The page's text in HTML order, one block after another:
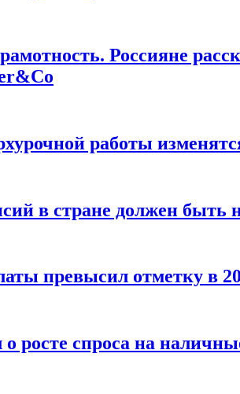
Россияне
работы
в стране должен быть
превысил отметку в
росте спроса на